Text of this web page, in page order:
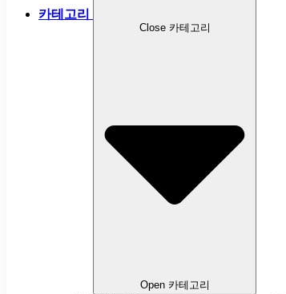
카테고리
Close 카테고리
Open 카테고리